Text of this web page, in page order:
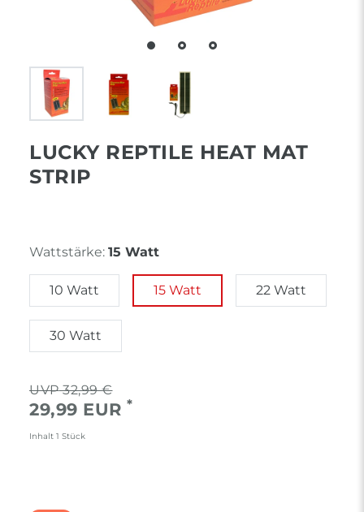
LUCKY REPTILE HEAT MAT
STRIP
Wattstärke: 15 Watt
10 Watt 15 Watt 22 Watt
30 Watt
32,99 €
29,99 EUR *
Inhalt 1 Stück